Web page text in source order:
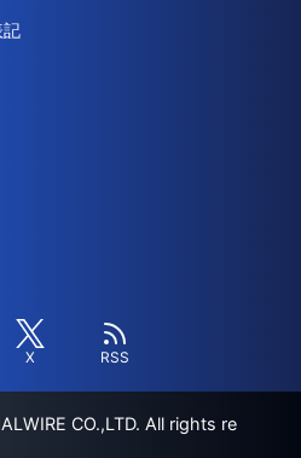
記
X RSS
CO.,LTD. All rights re